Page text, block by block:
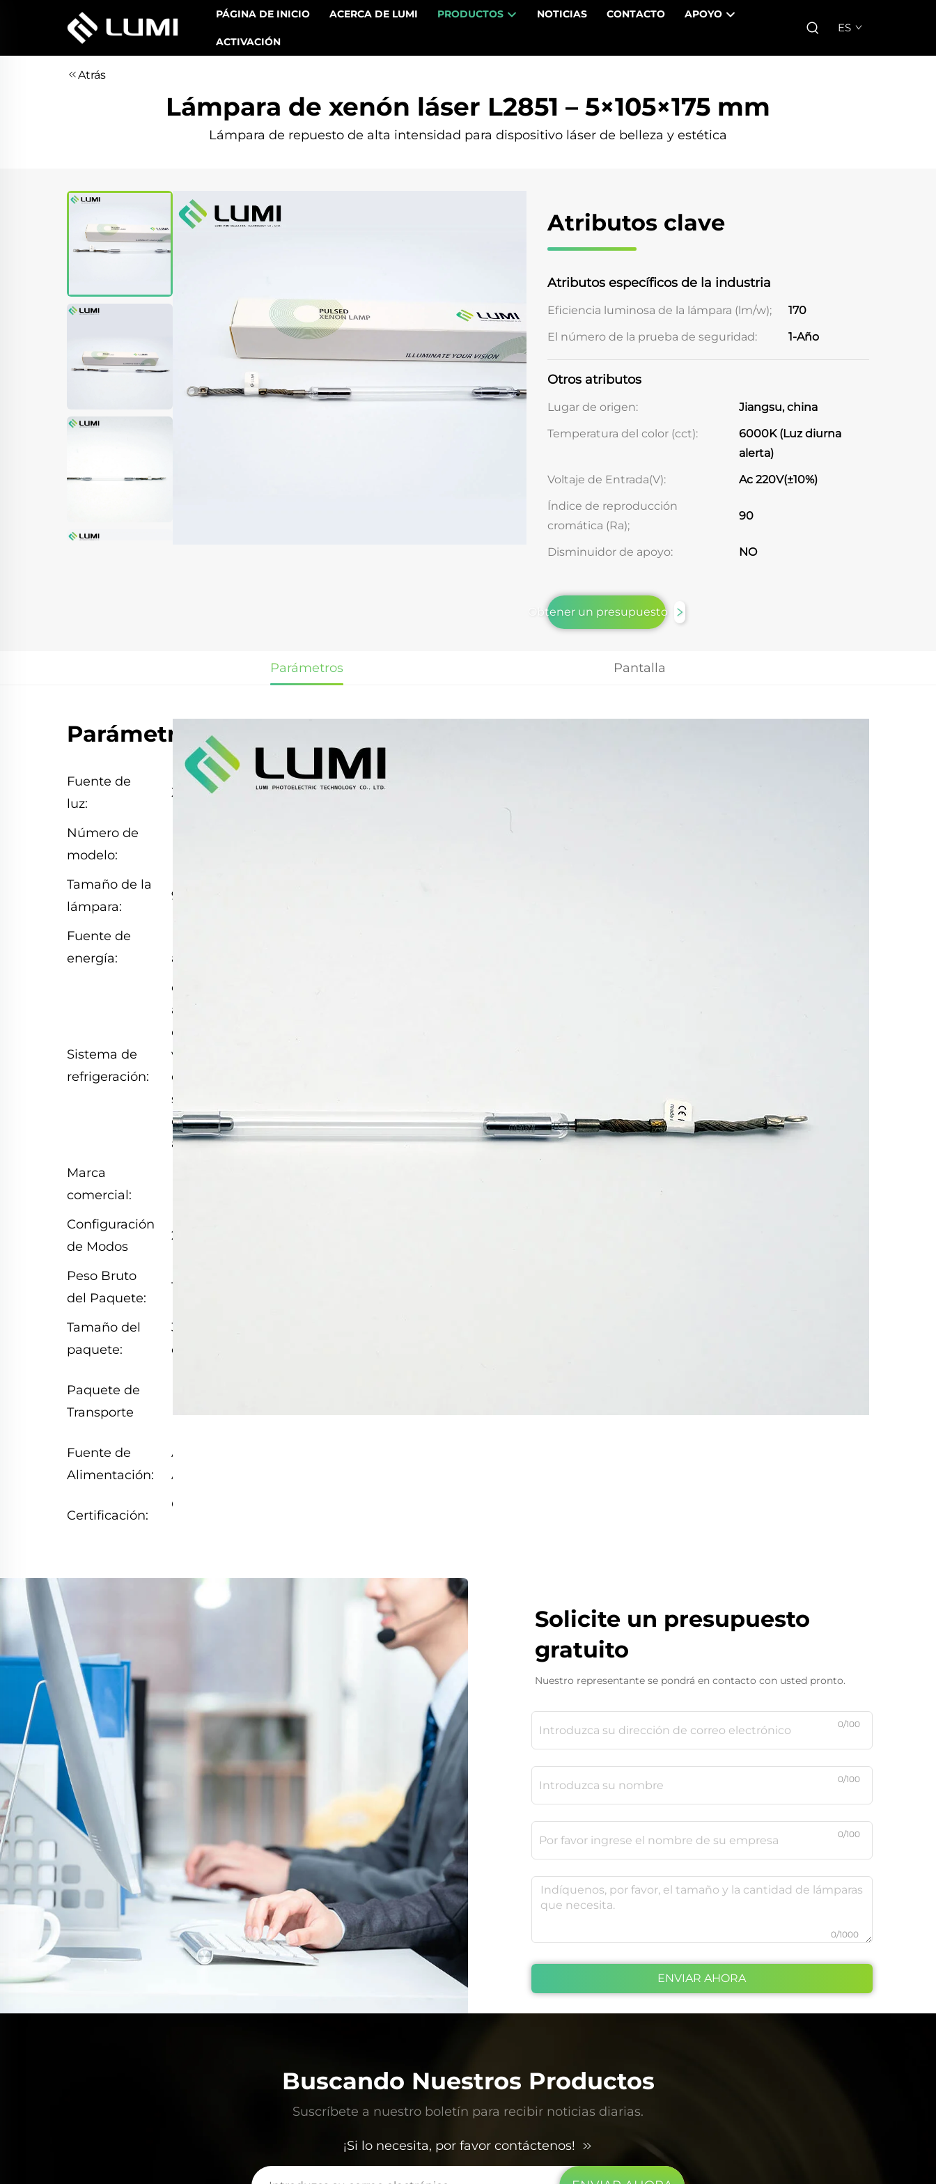
PÁGINA DE INICIO ACERCA DE LUMI PRODUCTOS NOTICIAS CONTACTO APOYO
ACTIVACIÓN
ES
Atrás
Lámpara de xenón láser L2851 – 5×105×175 mm
Lámpara de repuesto de alta intensidad para dispositivo láser de belleza y estética
Atributos clave
Atributos específicos de la industria
Eficiencia luminosa de la lámpara (lm/w);
170
El número de la prueba de seguridad:
1-Año
Otros atributos
Lugar de origen:
Jiangsu, china
Temperatura del color (cct):
6000K (Luz diurna
alerta)
Voltaje de Entrada(V):
Ac 220V(±10%)
Índice de reproducción
cromática (Ra);
90
Disminuidor de apoyo: NO
Obtener un presupuesto
Parámetros Pantalla
Parámetros
Fuente de
luz:
Xenón láser
Número de
modelo:
Tamaño de la
lámpara:
9*87*150 mm
Fuente de
energía:
alimentación
Sistema de
refrigeración:
enfriamiento por
agua + radiador
con dos
ventiladores +
enfriamiento por
semiconductor +
enfriamiento por
aire
Marca
comercial:
Configuración
de Modos
2 Modos
Peso Bruto
del Paquete:
1.000kg
Tamaño del
paquete:
39,00 cm * 29,00
cm * 17,00 cm
Paquete de
Transporte
Fuente de
Alimentación:
AC110V/10A/60Hz,
AC220V/5A/50Hz
Certificación:
CE, RoHS,
Solicite un presupuesto
gratuito
Nuestro representante se pondrá en contacto con usted pronto.
0/100
0/100
0/100
0/1000
ENVIAR AHORA
Buscando Nuestros Productos
Suscríbete a nuestro boletín para recibir noticias diarias.
¡Si lo necesita, por favor contáctenos!